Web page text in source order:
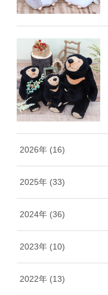
2026年 (16)
2025年 (33)
2024年 (36)
2023年 (10)
2022年 (13)